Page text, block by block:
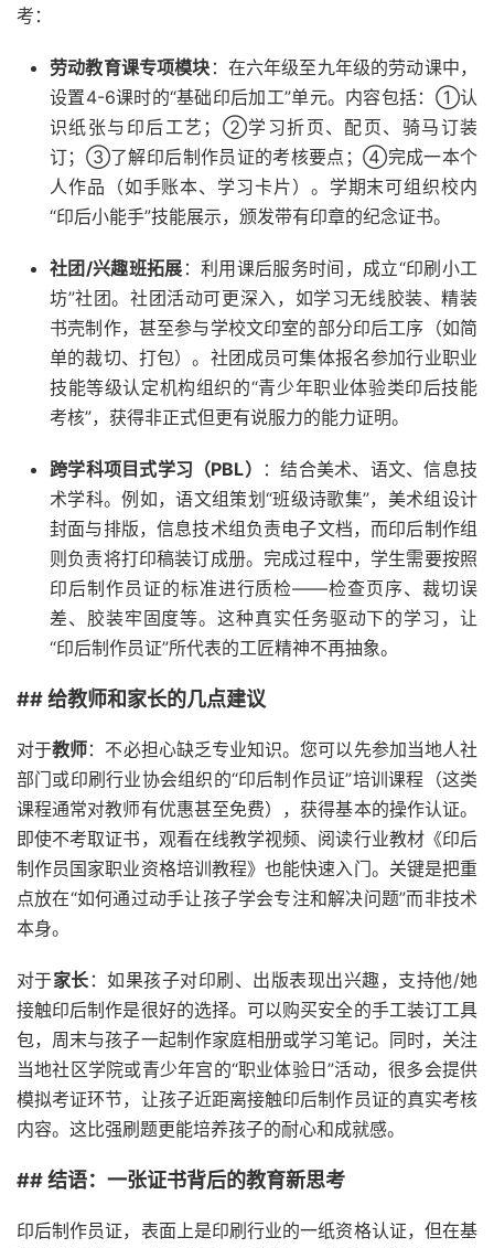
考：
劳动教育课专项模块 ：在六年级至九年级的劳动课中，
设置4-6课时的“基础印后加工”单元。内容包括：①认
识纸张与印后工艺；②学习折页、配页、骑马订装
订；③了解印后制作员证的考核要点；④完成一本个
人作品（如手账本、学习卡片）。学期末可组织校内
“印后小能手”技能展示，颁发带有印章的纪念证书。
社团/兴趣班拓展 ：利用课后服务时间，成立“印刷小工
坊”社团。社团活动可更深入，如学习无线胶装、精装
书壳制作，甚至参与学校文印室的部分印后工序（如简
单的裁切、打包）。社团成员可集体报名参加行业职业
技能等级认定机构组织的“青少年职业体验类印后技能
考核”，获得非正式但更有说服力的能力证明。
跨学科项目式学习（PBL）
：结合美术、语文、信息技
术学科。例如，语文组策划“班级诗歌集”，美术组设计
封面与排版，信息技术组负责电子文档，而印后制作组
则负责将打印稿装订成册。完成过程中，学生需要按照
印后制作员证的标准进行质检——检查页序、裁切误
差、胶装牢固度等。这种真实任务驱动下的学习，让
“印后制作员证”所代表的工匠精神不再抽象。
## 给教师和家长的几点建议
对于教师：不必担心缺乏专业知识。您可以先参加当地人社
部门或印刷行业协会组织的“印后制作员证”培训课程（这类
课程通常对教师有优惠甚至免费），获得基本的操作认证。
即使不考取证书，观看在线教学视频、阅读行业教材《印后
制作员国家职业资格培训教程》也能快速入门。关键是把重
点放在“如何通过动手让孩子学会专注和解决问题”而非技术
本身。
对于家长：如果孩子对印刷、出版表现出兴趣，支持他/她
接触印后制作是很好的选择。可以购买安全的手工装订工具
包，周末与孩子一起制作家庭相册或学习笔记。同时，关注
当地社区学院或青少年宫的“职业体验日”活动，很多会提供
模拟考证环节，让孩子近距离接触印后制作员证的真实考核
内容。这比强刷题更能培养孩子的耐心和成就感。
## 结语：一张证书背后的教育新思考
印后制作员证，表面上是印刷行业的一纸资格认证，但在基